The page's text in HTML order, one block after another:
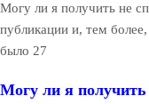
Могу ли я получить не
публикации и, тем
было 27
Могу ли я получить